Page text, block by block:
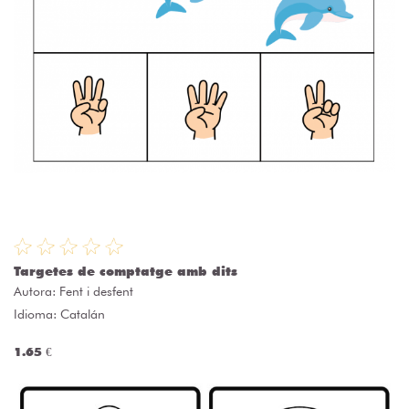
Targetes de comptatge amb dits
Autora: Fent i desfent
Idioma: Catalán
1.65 €